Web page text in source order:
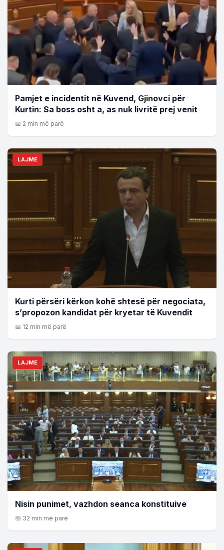
Pamjet e incidentit në Kuvend, Gjinovci për
Kurtin: Sa boss osht a, as nuk livritë prej venit
📅 2 min më parë
LAJME
Kurti përsëri kërkon kohë shtesë për negociata,
s’propozon kandidat për kryetar të Kuvendit
📅 12 min më parë
LAJME
Nisin punimet, vazhdon seanca konstituive
📅 32 min më parë